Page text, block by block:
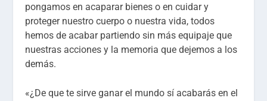
pongamos en acaparar bienes o en cuidar y
proteger nuestro cuerpo o nuestra vida, todos
hemos de acabar partiendo sin más equipaje que
nuestras acciones y la memoria que dejemos a los
demás.
«¿De que te sirve ganar el mundo sí acabarás en el